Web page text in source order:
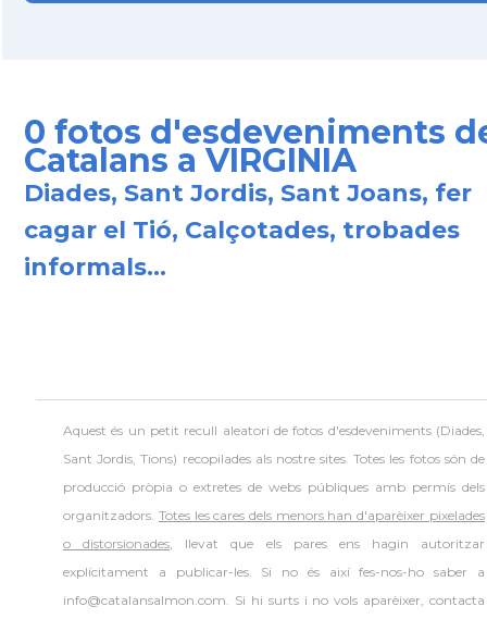
0 fotos d'esdeveniments
Catalans a VIRGINIA
Diades, Sant Jordis, Sant Joans, fer
cagar el Tió, Calçotades, trobades
informals...
Aquest és un petit recull aleatori defotos d'esdeveniments (Diades,
Sant Jordis, Tions) recopilades als nostre sites. Totes les fotos són de
producció pròpia o extretes de webs públiques amb permís dels
organitzadors. Totes les cares dels menors han d'aparèixer pixelades
o distorsionades, llevat que els pares ens hagin autoritzar
explícitament a publicar-les. Si no és així fes-nos-ho saber a
info@catalansalmon.com. Si hi surts i no vols aparèixer, contacta